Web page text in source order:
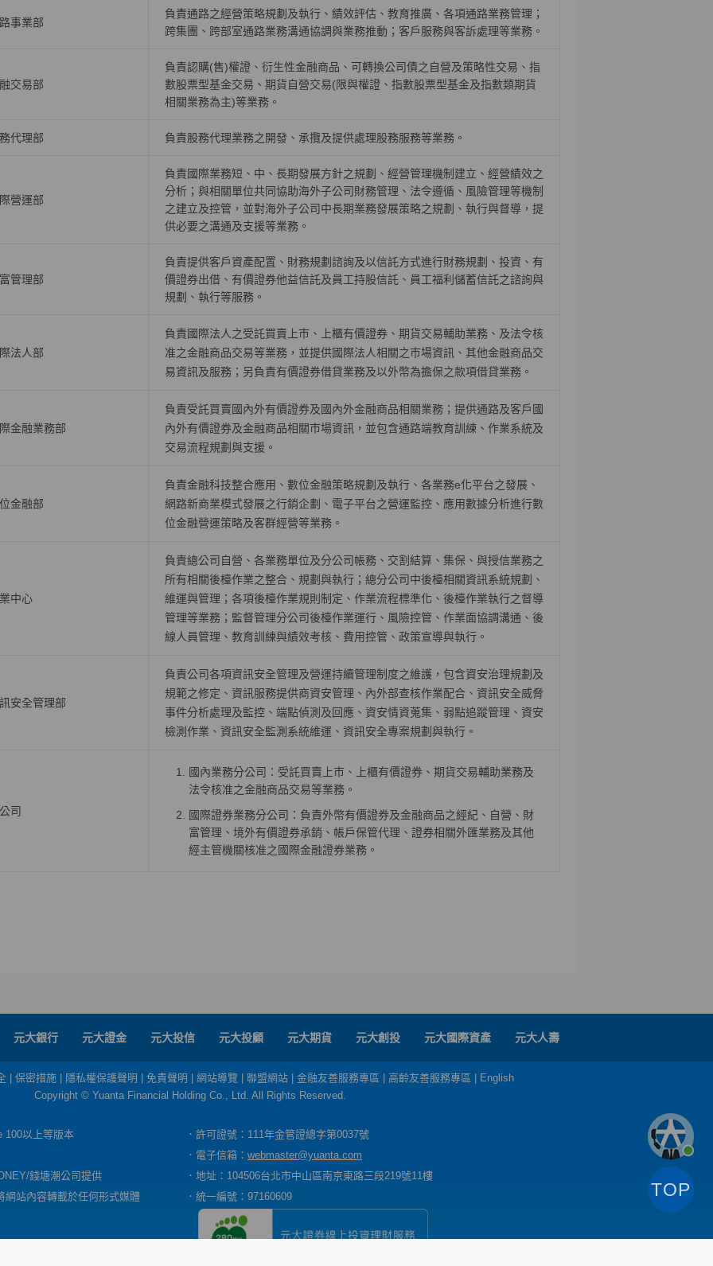
事業部
負責通路之經營策略規劃及執行、績效評估、教育推廣、各項通路業務管理；
跨集團、跨部室通路業務溝通協調與業務推動；客戶服務與客訴處理等業務。
交易部
負責認購(售)權證、衍生性金融商品、可轉換公司債之自營及策略性交易、指
數股票型基金交易、期貨自營交易(限與權證、指數股票型基金及指數類期貨
相關業務為主)等業務。
代理部 負責股務代理業務之開發、承攬及提供處理股務服務等業務。
營運部
負責國際業務短、中、長期發展方針之規劃、經營管理機制建立、經營績效之
分析；與相關單位共同協助海外子公司財務管理、法令遵循、風險管理等機制
之建立及控管，並對海外子公司中長期業務發展策略之規劃、執行與督導，提
供必要之溝通及支援等業務。
管理部
負責提供客戶資產配置、財務規劃諮詢及以信託方式進行財務規劃、投資、有
價證券出借、有價證券他益信託及員工持股信託、員工福利儲蓄信託之諮詢與
規劃、執行等服務。
法人部
負責國際法人之受託買賣上巿、上櫃有價證券、期貨交易輔助業務、及法令核
准之金融商品交易等業務，並提供國際法人相關之巿場資訊、其他金融商品交
易資訊及服務；另負責有價證券借貸業務及以外幣為擔保之款項借貸業務。
金融業務部
負責受託買賣國內外有價證券及國內外金融商品相關業務；提供通路及客戶國
內外有價證券及金融商品相關市場資訊，並包含通路端教育訓練、作業系統及
交易流程規劃與支援。
金融部
負責金融科技整合應用、數位金融策略規劃及執行、各業務e化平台之發展、
網路新商業模式發展之行銷企劃、電子平台之營運監控、應用數據分析進行數
位金融營運策略及客群經營等業務。
中心
負責總公司自營、各業務單位及分公司帳務、交割結算、集保、與授信業務之
所有相關後檯作業之整合、規劃與執行；總分公司中後檯相關資訊系統規劃、
維運與管理；各項後檯作業規則制定、作業流程標準化、後檯作業執行之督導
管理等業務；監督管理分公司後檯作業運行、風險控管、作業面協調溝通、後
線人員管理、教育訓練與績效考核、費用控管、政策宣導與執行。
安全管理部
負責公司各項資訊安全管理及營運持續管理制度之維護，包含資安治理規劃及
規範之修定、資訊服務提供商資安管理、內外部查核作業配合、資訊安全威脅
事件分析處理及監控、端點偵測及回應、資安情資蒐集、弱點追蹤管理、資安
檢測作業、資訊安全監測系統維運、資訊安全專案規劃與執行。
司
國內業務分公司：受託買賣上巿、上櫃有價證券、期貨交易輔助業務及
法令核准之金融商品交易等業務。
國際證券業務分公司：負責外幣有價證券及金融商品之經紀、自營、財
富管理、境外有價證券承銷、帳戶保管代理、證券相關外匯業務及其他
經主管機關核准之國際金融證券業務。
元大銀行 元大證金 元大投信 元大投顧 元大期貨 元大創投 元大國際資產 元大人壽
保密措施 隱私權保護聲明 免責聲明 網站導覽 聯盟網站 金融友善服務專區 高齡友善服務專區
English
Copyright © Yuanta Financial Holding Co., Ltd. All Rights Reserved.
100以上等版本
．許可證號：111年金管證總字第0037號
．電子信箱： webmaster@yuanta.com
錢塘潮公司提供
．地址：104506台北市中山區南京東路三段219號11樓
網站內容轉載於任何形式媒體
．統一編號：97160609
TOP